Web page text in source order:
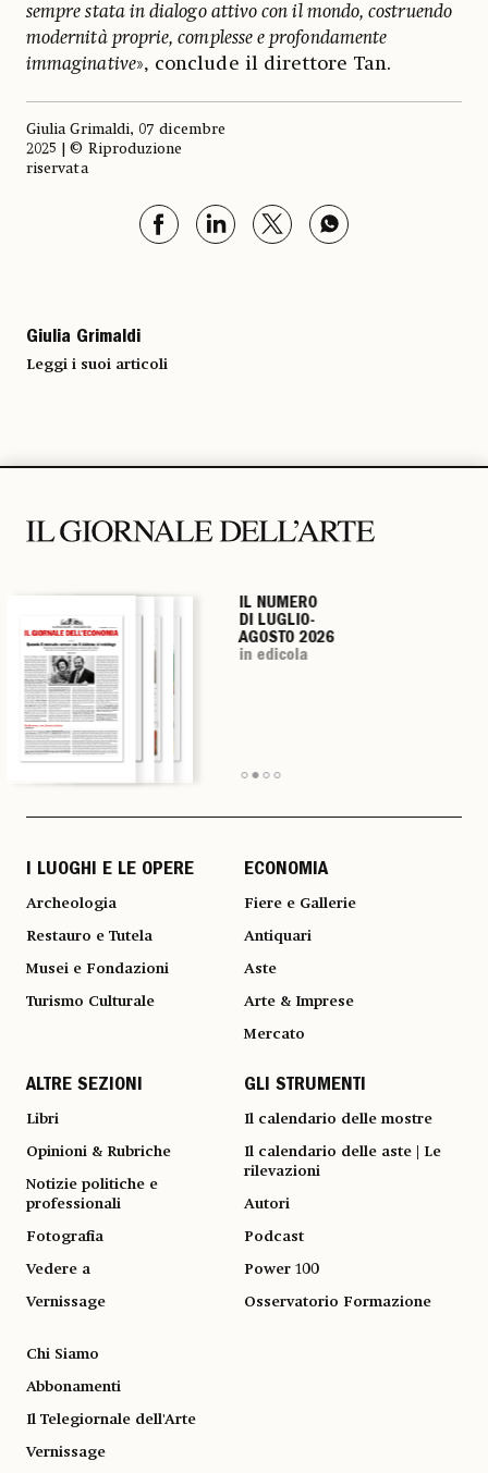
sempre stata in dialogo attivo con il mondo, costruendo
modernità proprie, complesse e profondamente
immaginative», conclude il direttore Tan.
Giulia Grimaldi, 07 dicembre
2025 | © Riproduzione
riservata
Giulia Grimaldi
Leggi i suoi articoli
IL NUMERO
DI LUGLIO-
AGOSTO 2026
in edicola
IL NUMERO
DI LUGLIO-
AGOSTO 2026
in edicola
IL NUMERO
DI LUGLIO-
AGOSTO 2026
in edicola
IL NUMERO
DI LUGLIO-
AGOSTO 2026
in edicola
I LUOGHI E LE OPERE
Archeologia
Restauro e Tutela
Musei e Fondazioni
Turismo Culturale
ECONOMIA
Fiere e Gallerie
Antiquari
Aste
Arte & Imprese
Mercato
ALTRE SEZIONI
Libri
Opinioni & Rubriche
Notizie politiche e
professionali
Fotografia
Vedere a
Vernissage
GLI STRUMENTI
Il calendario delle mostre
Il calendario delle aste | Le
rilevazioni
Autori
Podcast
Power 100
Osservatorio Formazione
Chi Siamo
Abbonamenti
Il Telegiornale dell'Arte
Vernissage